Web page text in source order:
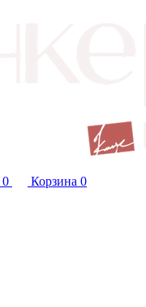
0 Корзина 0